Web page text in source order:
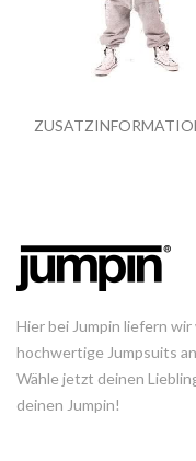
Hier bei Jumpin liefern
hochwertige Jumpsuits
Wähle jetzt deinen
deinen Jumpin!